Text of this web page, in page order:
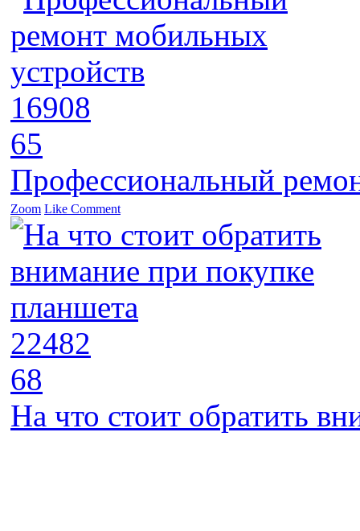
16908
65
Профессиональный
Zoom Like Comment
22482
68
На что стоит обратить